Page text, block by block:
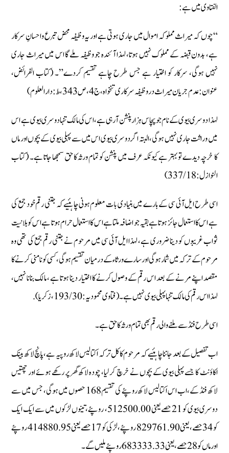
الفتاوی میں ہے:
“چوں کہ میراث مملوکہ اموال میں جاری ہوتی ہے اور یہ وظیفہ محض تبرع واحسانِ سرکار
ہے، بدون قبضہ کے مملوک نہیں ہوتا، لہذا آئندہ جو وظیفہ ملے گا اس میں میراث جاری
نہیں ہوگی، سرکار کو اختیار ہے جس طرح چاہے تقسیم کردے”۔ (کتاب الفرائض،
عنوان: عدم جریان میراث در وظیفہ سرکاری تنخواہ،ج4،ص343، ط: دارالعلوم)
لہذا دوسری بیوی کے نام جو پچاس ہزار پنشن آرہی ہے، اس کی مالک تنہا دوسری بیوی ہے اس
میں وراثت جاری نہیں ہوگی، البتہ اگر دوسری بیوی اس میں سے پہلی بیوی کے بچوں اور ماں
کا خرچہ دیدے تو بہتر ہے کیونکہ عرف میں پنشن کو تمام ورثہ کا حق سمجھا جاتا ہے۔ (کتاب
النوازل: 18/ 337)
اسی طرح ایل آئی سی کے بارے میں بنیادی بات معلوم ہونی چاہئیے کہ جتنی رقم خود جمع کی
ہے اس کا استعمال جائز ہوتا ہے بقیہ جو اضافہ ملتا ہے اس کا استعمال حرام ہوتا ہے اس کو بلا نیت
ثواب غریبوں کو دینا ضروری ہے، لہذا ایل آئی سی میں مرحوم نے جتنی رقم جمع کی تھی وہ
مرحوم کے ترکہ میں شمار ہوگی اور سارے ورثاء کے درمیان تقسیم ہوگی، کسی کو نامنی کرنے کا
مقصد اپنے مرنے کے بعد اس رقم کے وصول کرنے کا اختیار دینا ہوتا ہے ، مالک بنانا نہیں،
لہذا اس رقم کی مالک تنہا پہلی بیوی نہیں ہے۔ (فتاوی محمودیہ: 30/ 193، زکریا).
اسی طرح فنڈ سے ملنے والی رقم بھی تمام ورثہ کا حق ہے۔
اب تفصیل کے بعد جاننا چاہئیے کہ مرحوم کا کل ترکہ اکتالیس لاکھ روپیہ ہے، پانچ لاکھ بینک
اکاؤنٹ کا جسے پہلی بیوی کے بچوں نے خرچ کرلیا، چودہ لاکھ گھر پر رکھے ہوئے اور چھتیس
لاکھ فنڈ کے، اب اس اکتالیس لاکھ روپئے کی تقسیم 168 حصوں میں ہوگی، جس میں سے
دوسری بیوی کو 21 حصے یعنی 512500.00، روپئے، تینوں لڑکوں میں سے ایک ایک
کو 34 حصے، یعنی 829761.90 روپئے، لڑکی کو 17 حصے یعنی 414880.95 روپئے
اور ماں کو 28 حصے، یعنی 683333.33 روپئے ملیں گے۔